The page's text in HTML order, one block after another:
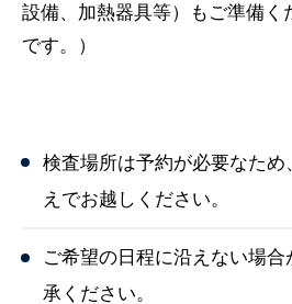
設備、加熱器具等）もご準備く
です。）
検査場所は予約が必要なため
えでお越しください。
ご希望の日程に沿えない場
承ください。